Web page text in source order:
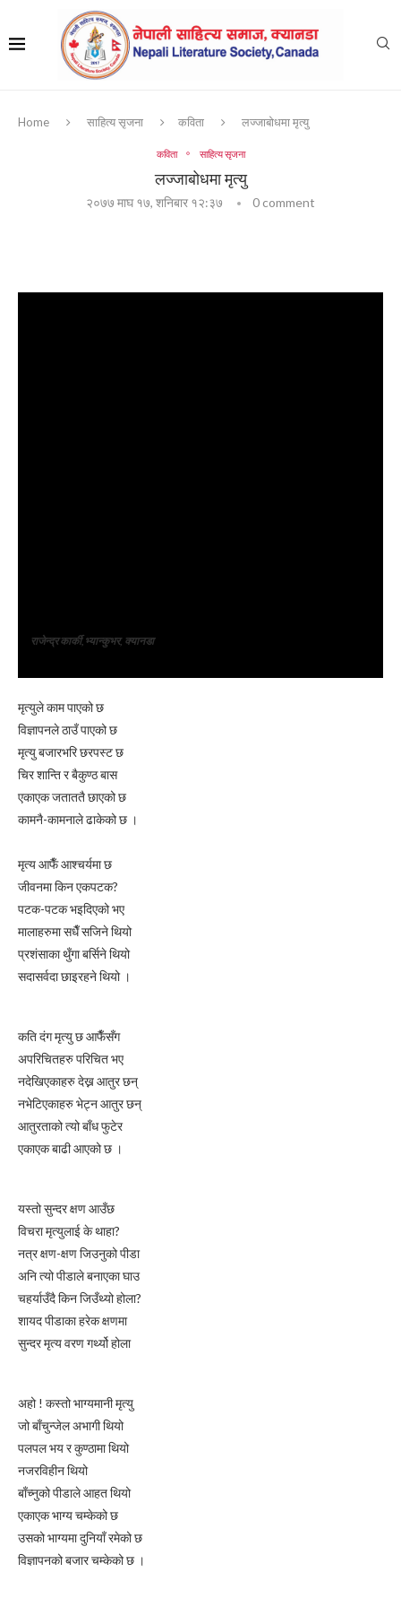
Home साहित्य सृजना कविता लज्जाबोधमा मृत्यु
कविता साहित्य सृजना
लज्जाबोधमा मृत्यु
२०७७ माघ १७, शनिबार १२:३७ 0 comment
राजेन्द्र कार्की,भ्यान्कुभर, क्यानडा
मृत्युले काम पाएको छ
विज्ञापनले ठाउँ पाएको छ
मृत्यु बजारभरि छरपस्ट छ
चिर शान्ति र बैकुण्ठ बास
एकाएक जताततै छाएको छ
कामनै-कामनाले ढाकेको छ ।
मृत्य आफैँ आश्चर्यमा छ
जीवनमा किन एकपटक?
पटक-पटक भइदिएको भए
मालाहरुमा सधैँ सजिने थियो
प्रशंसाका थुँगा बर्सिने थियो
सदासर्वदा छाइरहने थियो ।
कति दंग मृत्यु छ आफैँसँग
अपरिचितहरु परिचित भए
नदेखिएकाहरु देख्न आतुर छन्
नभेटिएकाहरु भेट्न आतुर छन्
आतुरताको त्यो बाँध फुटेर
एकाएक बाढी आएको छ ।
यस्तो सुन्दर क्षण आउँछ
विचरा मृत्युलाई के थाहा?
नत्र क्षण-क्षण जिउनुको पीडा
अनि त्यो पीडाले बनाएका घाउ
चहर्याउँदै किन जिउँथ्यो होला?
शायद पीडाका हरेक क्षणमा
सुन्दर मृत्य वरण गर्थ्यो होला
अहो ! कस्तो भाग्यमानी मृत्यु
जो बाँचुन्जेल अभागी थियो
पलपल भय र कुण्ठामा थियो
नजरविहीन थियो
बाँच्नुको पीडाले आहत थियो
एकाएक भाग्य चम्केको छ
उसको भाग्यमा दुनियाँ रमेको छ
विज्ञापनको बजार चम्केको छ ।